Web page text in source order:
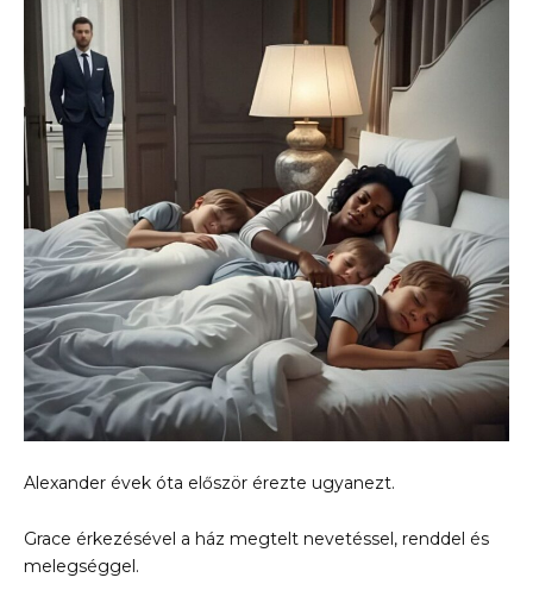
Alexander évek óta először érezte ugyanezt.
Grace érkezésével a ház megtelt nevetéssel, renddel és
melegséggel.